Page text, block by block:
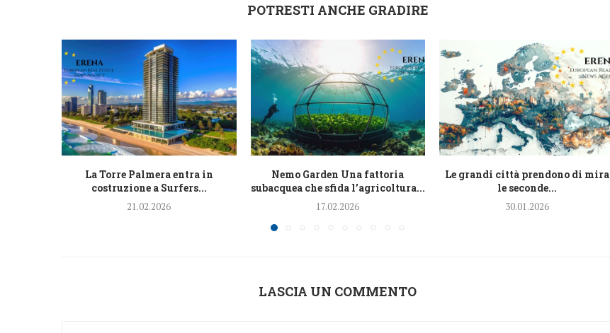
POTRESTI ANCHE GRADIRE
La Torre Palmera entra in
costruzione a Surfers...
21.02.2026
Nemo Garden Una fattoria
subacquea che sfida l’agricoltura...
17.02.2026
Le grandi città prendono di mira
le seconde...
30.01.2026
LASCIA UN COMMENTO